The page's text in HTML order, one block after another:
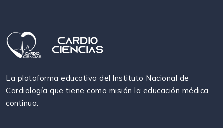
La plataforma educativa del Instituto Nacional de
Cardiología que tiene como misión la educación médica
continua.